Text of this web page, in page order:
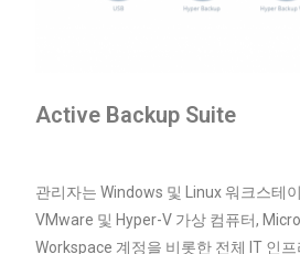
Active Backup Suite
관리자는 Windows 및 Linux 워크스테
VMware 및 Hyper-V 가상 컴퓨터,
Workspace 계정을 비롯한 전체 IT 인